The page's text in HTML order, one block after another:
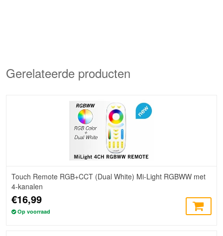
Gerelateerde producten
Touch Remote RGB+CCT (Dual White) Mi-Light RGBWW met
4-kanalen
€16,99
Op voorraad